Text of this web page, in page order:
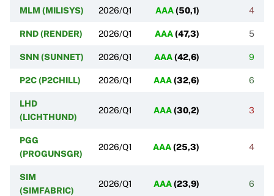
MLM (MILISYS) 2026/Q1 AAA(50,1) 4
RND (RENDER) 2026/Q1 AAA(47,3) 5
SNN (SUNNET) 2026/Q1 AAA(42,6) 9
P2C (P2CHILL) 2026/Q1 AAA(32,6) 6
LHD
(LICHTHUND)
2026/Q1 AAA(30,2) 3
PGG
(PROGUNSGR)
2026/Q1 AAA(25,3) 4
SIM
(SIMFABRIC)
2026/Q1 AAA(23,9) 6